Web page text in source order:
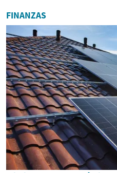
FINANZAS